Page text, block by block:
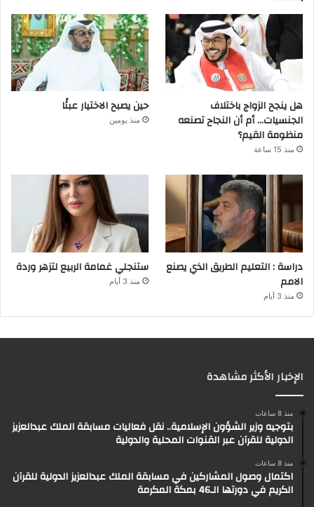
هل ينجح الزواج باختلاف
الجنسيات… أم أن النجاح تصنعه
منظومة القيم؟
منذ 15 ساعة
حين يصبح الاختيار عبئًا
منذ يومين
دراسة : التعليم الطريق الذي يصنع
الامم
منذ 3 أيام
ستنجلي غمامة الربيع لتزهر وردة
منذ 3 أيام
الإخبار الأكثر مشاهدة
منذ 8 ساعات
بتوجيه وزير الشؤون الإسلامية.. نقل فعاليات مسابقة الملك عبدالعزيز
الدولية للقرآن عبر القنوات المحلية والدولية
منذ 8 ساعات
اكتمال وصول المشاركين في مسابقة الملك عبدالعزيز الدولية للقرآن
الكريم في دورتها الـ46 بمكة المكرمة